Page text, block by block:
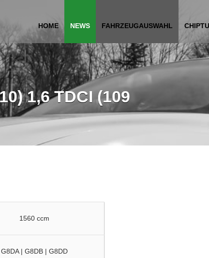
HOME NEWS FAHRZEUGAUSWAHL
1,6 TDCI (109
1560 ccm
G8DA | G8DB | G8DD